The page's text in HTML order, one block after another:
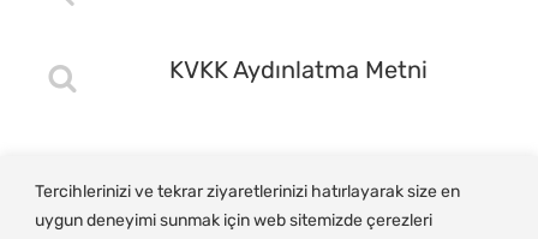
Tercihlerinizi ve tekrar ziyaretlerinizi hatırlayarak size en
uygun deneyimi sunmak için web sitemizde çerezleri
KVKK Aydınlatma Metni